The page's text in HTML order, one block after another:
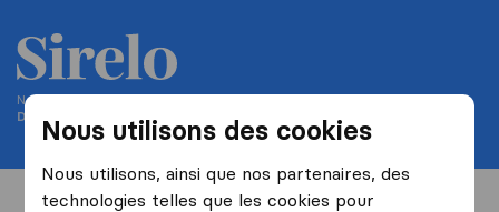
Nous utilisons des cookies
Nous utilisons, ainsi que nos partenaires, des
technologies telles que les cookies pour
Nous vous aidons à déménager depuis 2004
Demenageurs-internationaux.ch fait partie de Sirelo